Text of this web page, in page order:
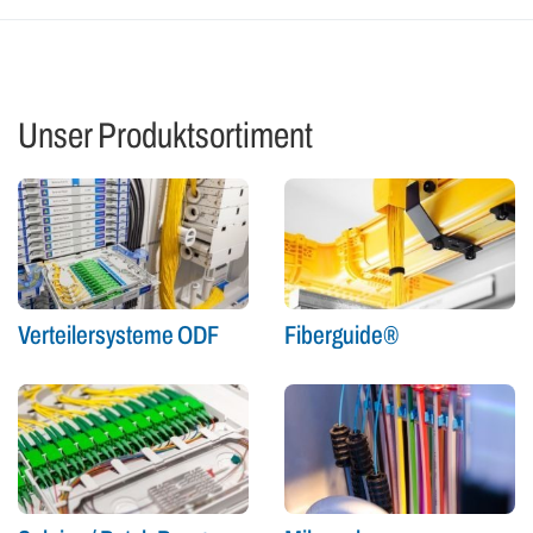
Unser Produktsortiment
Verteilersysteme ODF Fiberguide®